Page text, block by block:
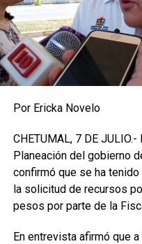
Por Ericka Novelo
CHETUMAL, 7 DE
Planeación del gobierno
confirmó que se ha
la solicitud de recursos
pesos por parte de la
En entrevista afirmó que